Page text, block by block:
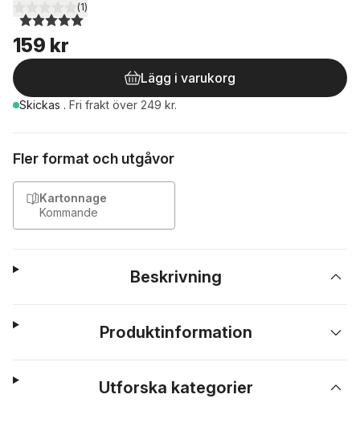
5,0utav 5 stjärnor. Totalt antal röster:
(1)
159 kr
Lägg i varukorg
Skickas . Fri frakt över 249 kr.
Fler format och utgåvor
Kartonnage
Kommande
Beskrivning
Produktinformation
Utforska kategorier